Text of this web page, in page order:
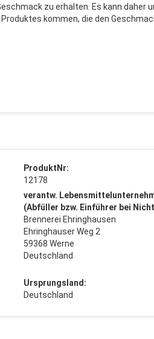
zu erhalten. Es kann daher
kommen, die den
ProduktNr:
12178
verantw.
(Abfüller bzw. Einführer bei
Brennerei Ehringhausen
Ehringhauser Weg 2
59368 Werne
Deutschland
Ursprungsland:
Deutschland